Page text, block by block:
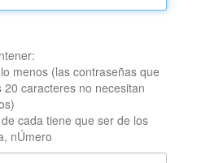
menos (las contraseñas que
caracteres no necesitan
cada tiene que ser de los
nÚmero